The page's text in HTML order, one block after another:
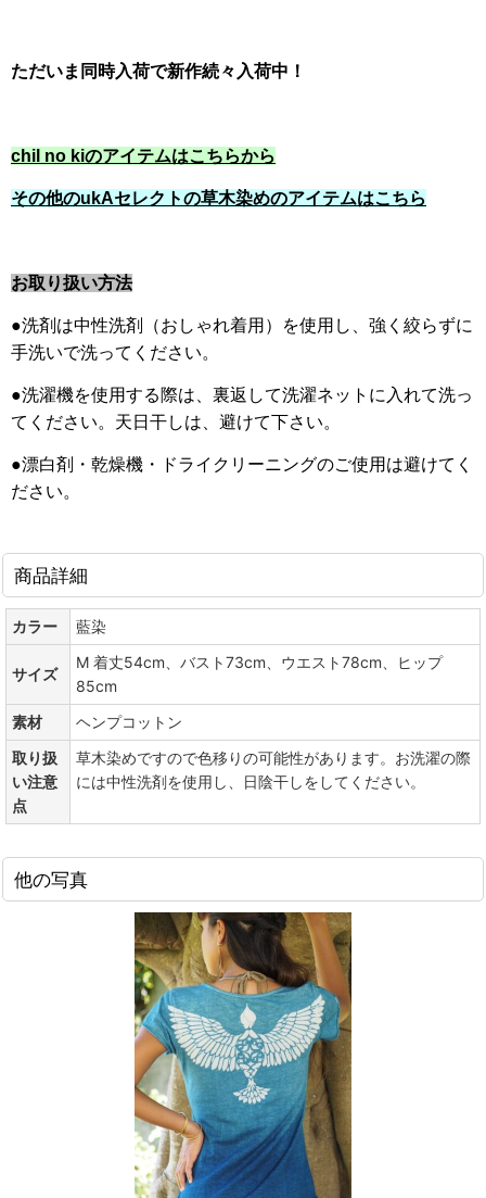
ただいま同時入荷で新作続々入荷中！
chil no kiのアイテムはこちらから
その他のukAセレクトの草木染めのアイテムはこちら
お取り扱い方法
●洗剤は中性洗剤（おしゃれ着用）を使用し、強く絞らずに
手洗いで洗ってください。
●洗濯機を使用する際は、裏返して洗濯ネットに入れて洗っ
てください。天日干しは、避けて下さい。
●漂白剤・乾燥機・ドライクリーニングのご使用は避けてく
ださい。
商品詳細
カラー 藍染
サイズ
M 着丈54cm、バスト73cm、ウエスト78cm、ヒップ
85cm
素材
ヘンプコットン
取り扱
い注意
点
草木染めですので色移りの可能性があります。お洗濯の際
には中性洗剤を使用し、日陰干しをしてください。
他の写真